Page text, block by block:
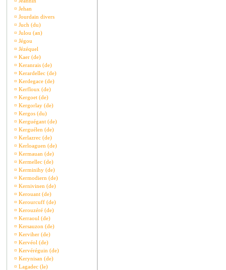
¤ Jehan
¤ Jourdain divers
¤ Juch (du)
¤ Julou (an)
¤ Jégou
¤ Jézéquel
¤ Kaer (de)
¤ Keranrais (de)
¤ Kerardellec (de)
¤ Kerdegace (de)
¤ Kerfloux (de)
¤ Kergoet (de)
¤ Kergorlay (de)
¤ Kergos (du)
¤ Kerguégant (de)
¤ Kerguélen (de)
¤ Kerlazrec (de)
¤ Kerloaguen (de)
¤ Kermauan (de)
¤ Kermellec (de)
¤ Kerminihy (de)
¤ Kermodiern (de)
¤ Kernivinen (de)
¤ Kerouant (de)
¤ Kerourcuff (de)
¤ Kerouzéré (de)
¤ Kerraoul (de)
¤ Kersauzon (de)
¤ Kerviher (de)
¤ Kervéol (de)
¤ Kervéréguin (de)
¤ Kerynisan (de)
¤ Lagadec (le)